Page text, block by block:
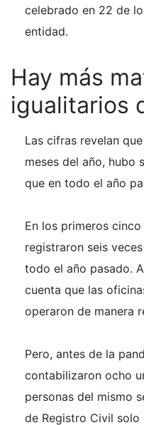
celebrado en 22 de
entidad.
Hay más
igualitarios
Las cifras revelan
meses del año, hubo
que en todo el año
En los primeros
registraron seis
todo el año pasado.
cuenta que las
operaron de manera
Pero, antes de la
contabilizaron ocho
personas del mismo
de Registro Civil